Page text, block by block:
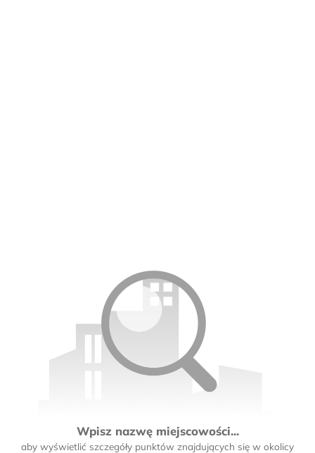
Wpisz nazwę miejscowości...
aby wyświetlić szczegóły punktów znajdujących się w okolicy